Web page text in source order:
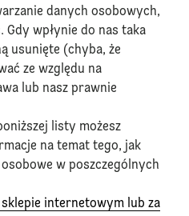
danych osobowych,
Gdy wpłynie do nas taka
usunięte (chyba, że
ze względu na
lub nasz prawnie
listy możesz
na temat tego, jak
w poszczególnych
internetowym lub za